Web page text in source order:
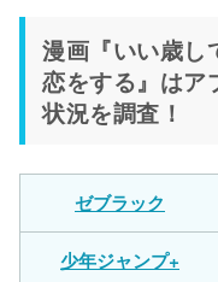
漫画『いい歳し
恋をする』はア
状況を調査！
ゼブラック
少年ジャンプ+